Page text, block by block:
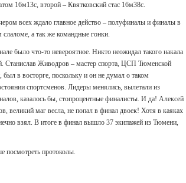
16м13с, второй – Квятковский стас 16м38с.
всех ждало главное действо – полуфиналы и финалы в
слаломе, а так же командные гонки.
было что-то невероятное. Никто неожидал такого накала
Станислав Живодров – мастер спорта, ЦСП Тюменской
был в восторге, поскольку и он не думал о таком
спортсменов. Лидеры менялись, вылетали из
казалось бы, стопроцентные финалисты. И да! Алексей
великий маг весла, не попал в финал двоек! Хотя в каяках
взял. В итоге в финал вышло 37 экипажей из Тюмени,
посмотреть протоколы.